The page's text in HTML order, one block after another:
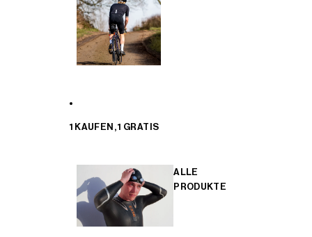
1 KAUFEN, 1 GRATIS
ALLE
PRODUKTE